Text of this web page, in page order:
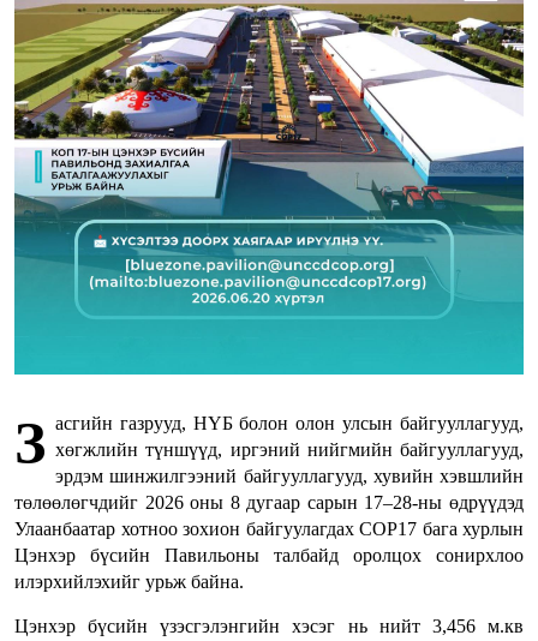
З асгийн газрууд, НҮБ болон олон улсын байгууллагууд,
хөгжлийн түншүүд, иргэний нийгмийн байгууллагууд,
эрдэм шинжилгээний байгууллагууд, хувийн хэвшлийн
төлөөлөгчдийг 2026 оны 8 дугаар сарын 17–28-ны өдрүүдэд
Улаанбаатар хотноо зохион байгуулагдах COP17 бага хурлын
Цэнхэр бүсийн Павильоны талбайд оролцох сонирхлоо
илэрхийлэхийг урьж байна.
Цэнхэр бүсийн үзэсгэлэнгийн хэсэг нь нийт 3,456 м.кв